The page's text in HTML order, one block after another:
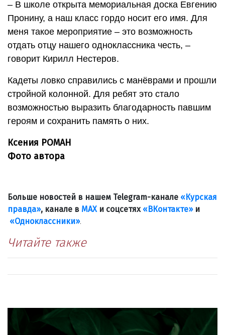
– В школе открыта мемориальная доска Евгению
Пронину, а наш класс гордо носит его имя. Для
меня такое мероприятие – это возможность
отдать отцу нашего одноклассника честь, –
говорит Кирилл Нестеров.
Кадеты ловко справились с манёврами и прошли
стройной колонной. Для ребят это стало
возможностью выразить благодарность павшим
героям и сохранить память о них.
Ксения РОМАН
Фото автора
Больше новостей в нашем Telegram-канале «Курская
правда», канале в МАХи соцсетях «ВКонтакте»и
«Одноклассники».
Читайте также